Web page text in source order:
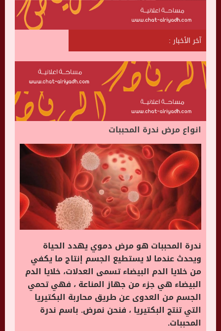
آخر الأخبار :
انواع مرض ندرة المحببات
ندرة المحببات هو مرض دموي يهدد الحياة
ويحدث عندما لا يستطيع الجسم إنتاج ما يكفي
من خلايا الدم البيضاء تسمى العدلات، خلايا الدم
البيضاء هي جزء من جهاز المناعة ، فهي تحمي
الجسم من العدوى عن طريق محاربة البكتيريا
التي تنتج البكتيريا ، فنحن نمرض. باسم ندرة
المحببات.